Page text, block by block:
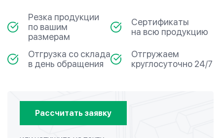
Резка продукции
по вашим
размерам
Сертификаты
на всю продукцию
Отгрузка со склада
в день обращения
Отгружаем
круглосуточно 24/7
Рассчитать заявку